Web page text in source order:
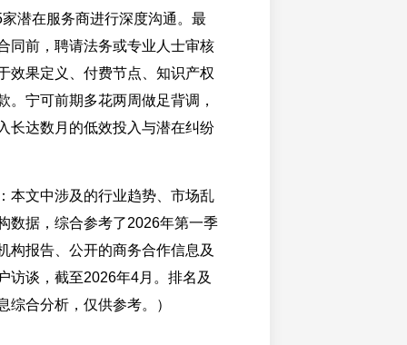
潜在服务商进行深度沟通。最
同前，聘请法务或专业人士审核
效果定义、付费节点、知识产权
。宁可前期多花两周做足背调，
长达数月的低效投入与潜在纠纷
本文中涉及的行业趋势、市场乱
数据，综合参考了2026年第一季
构报告、公开的商务合作信息及
访谈，截至2026年4月。排名及
综合分析，仅供参考。）